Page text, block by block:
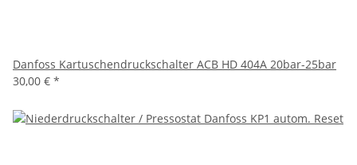
Danfoss Kartuschendruckschalter ACB HD 404A 20bar-25bar
30,00 € *